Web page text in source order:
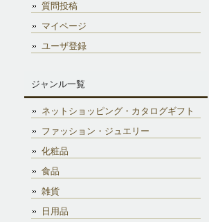
質問投稿
マイページ
ユーザ登録
ジャンル一覧
ネットショッピング・カタログギフト
ファッション・ジュエリー
化粧品
食品
雑貨
日用品